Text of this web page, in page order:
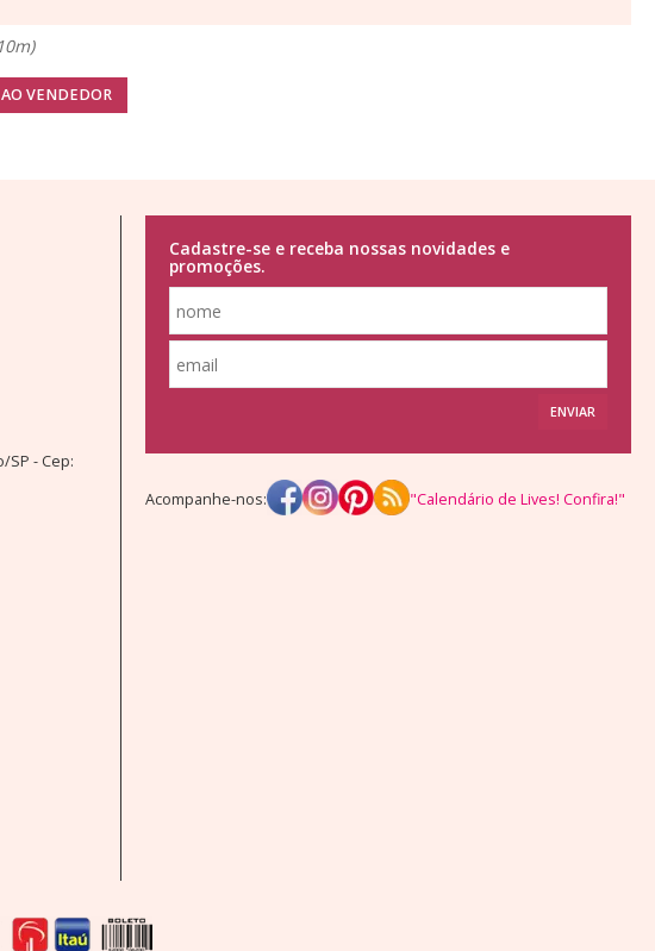
VENDEDOR
SP - Cep:
Cadastre-se e receba nossas novidades e
promoções.
ENVIAR
Acompanhe-nos: "Calendário de Lives! Confira!"